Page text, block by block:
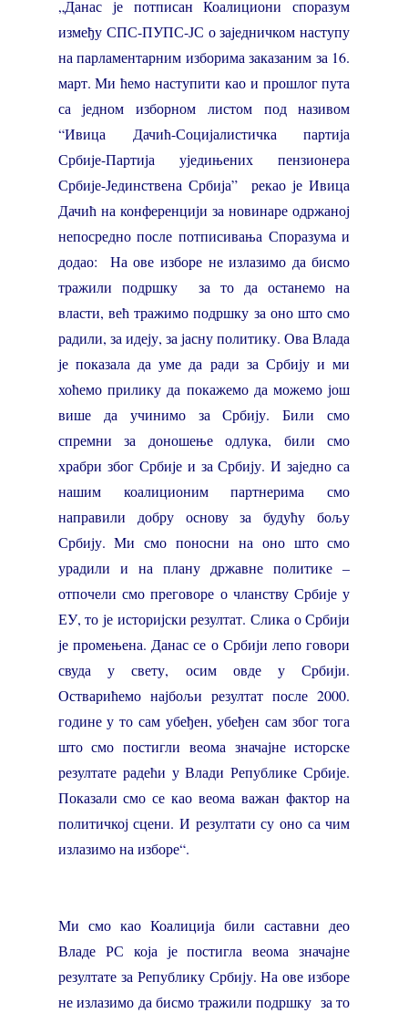
„Данас је потписан Коалициони споразум
између СПС-ПУПС-ЈС о заједничком наступу
на парламентарним изборима заказаним за 16.
март. Ми ћемо наступити као и прошлог пута
са једном изборном листом под називом
“Ивица Дачић-Социјалистичка партија
Србије-Партија уједињених пензионера
Србије-Јединствена Србија” рекао је Ивица
Дачић на конференцији за новинаре одржаној
непосредно после потписивања Споразума и
додао: На ове изборе не излазимо да бисмо
тражили подршку за то да останемо на
власти, већ тражимо подршку за оно што смо
радили, за идеју, за јасну политику. Ова Влада
је показала да уме да ради за Србију и ми
хоћемо прилику да покажемо да можемо још
више да учинимо за Србију. Били смо
спремни за доношење одлука, били смо
храбри због Србије и за Србију. И заједно са
нашим коалиционим партнерима смо
направили добру основу за будућу бољу
Србију. Ми смо поносни на оно што смо
урадили и на плану државне политике –
отпочели смо преговоре о чланству Србије у
ЕУ, то је историјски резултат. Слика о Србији
је промењена. Данас се о Србији лепо говори
свуда у свету, осим овде у Србији.
Остварићемо најбољи резултат после 2000.
године у то сам убеђен, убеђен сам због тога
што смо постигли веома значајне исторске
резултате радећи у Влади Републике Србије.
Показали смо се као веома важан фактор на
политичкој сцени. И резултати су оно са чим
излазимо на изборе“.
Ми смо као Коалиција били саставни део
Владе РС која је постигла веома значајне
резултате за Републику Србију. На ове изборе
не излазимо да бисмо тражили подршку за то